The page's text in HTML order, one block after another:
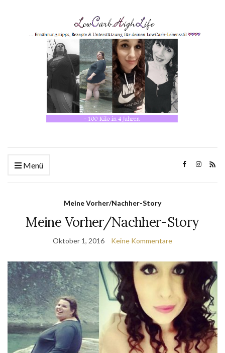
Menü
Meine Vorher/Nachher-Story
Meine Vorher/Nachher-Story
Oktober 1, 2016 Keine Kommentare